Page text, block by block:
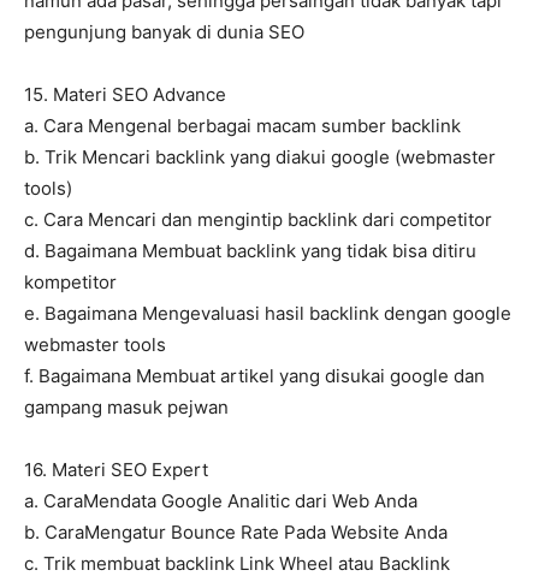
pengunjung banyak di dunia SEO
15. Materi SEO Advance
a. Cara Mengenal berbagai macam sumber backlink
b. Trik Mencari backlink yang diakui google (webmaster
tools)
c. Cara Mencari dan mengintip backlink dari competitor
d. Bagaimana Membuat backlink yang tidak bisa ditiru
kompetitor
e. Bagaimana Mengevaluasi hasil backlink dengan google
webmaster tools
f. Bagaimana Membuat artikel yang disukai google dan
gampang masuk pejwan
16. Materi SEO Expert
a. CaraMendata Google Analitic dari Web Anda
b. CaraMengatur Bounce Rate Pada Website Anda
c. Trik membuat backlink Link Wheel atau Backlink